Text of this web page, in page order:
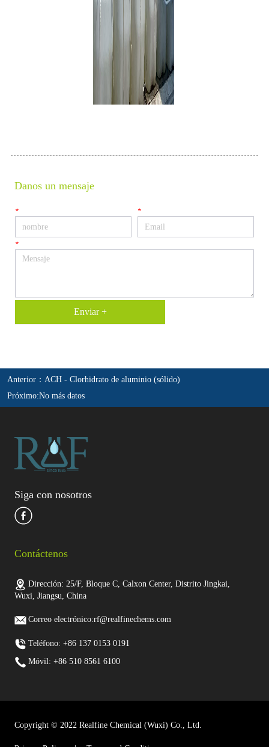
Danos un mensaje
* *
*
Enviar +
Anterior：ACH - Clorhidrato de aluminio (sólido)
Próximo:No más datos
Siga con nosotros
Contáctenos
Dirección: 25/F, Bloque C, Calxon Center, Distrito Jingkai,
Wuxi, Jiangsu, China
Correo electrónico:rf@realfinechems.com
Teléfono: +86 137 0153 0191
Móvil: +86 510 8561 6100
Copyright © 2022 Realfine Chemical (Wuxi) Co., Ltd.